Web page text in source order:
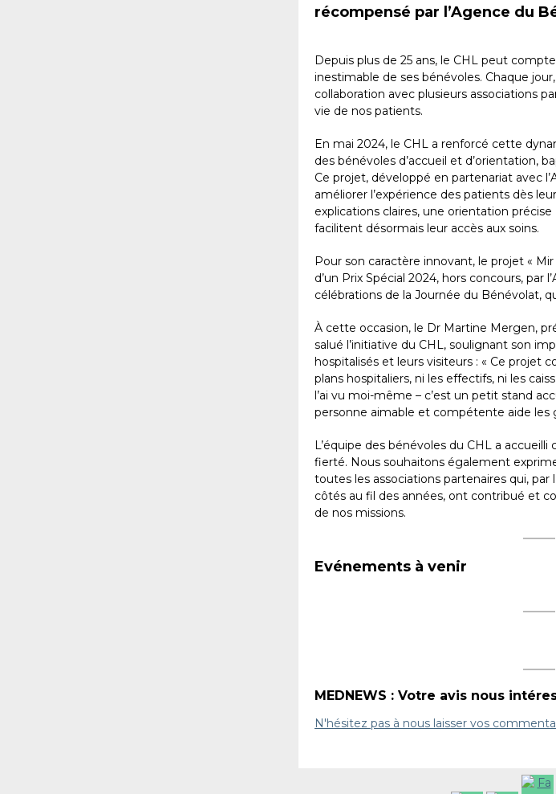
récompensé par l’Agence du
Depuis plus de 25 ans, le CHL peut
inestimable de ses bénévoles. Chaque
collaboration avec plusieurs associations
vie de nos patients.
En mai 2024, le CHL a renforcé cette
des bénévoles d’accueil et d’orientation,
Ce projet, développé en partenariat avec
améliorer l’expérience des patients dès
explications claires, une orientation
facilitent désormais leur accès aux soins.
Pour son caractère innovant, le projet «
d’un Prix Spécial 2024, hors concours, par
célébrations de la Journée du Bénévolat,
À cette occasion, le Dr Martine Mergen,
salué l’initiative du CHL, soulignant son
hospitalisés et leurs visiteurs : « Ce projet
plans hospitaliers, ni les effectifs, ni les
l’ai vu moi-même – c’est un petit stand
personne aimable et compétente aide les
L’équipe des bénévoles du CHL a
fierté. Nous souhaitons également
toutes les associations partenaires qui,
côtés au fil des années, ont contribué et
de nos missions.
Evénements à venir
MEDNEWS : Votre avis nous
N'hésitez pas à nous laisser vos